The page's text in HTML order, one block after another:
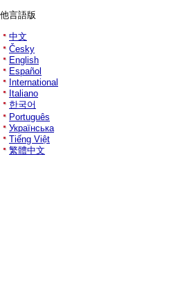
他言語版
中文
Česky
English
Español
International
Italiano
한국어
Português
Українська
Tiếng Việt
繁體中文